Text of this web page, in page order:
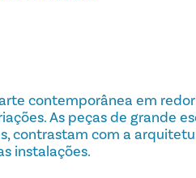
contemporânea em
As peças de grande
contrastam com a
instalações.